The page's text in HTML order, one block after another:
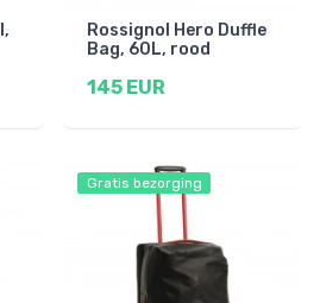
Rossignol Hero Duffle
Bag, 60L, rood
145 EUR
Gratis bezorging